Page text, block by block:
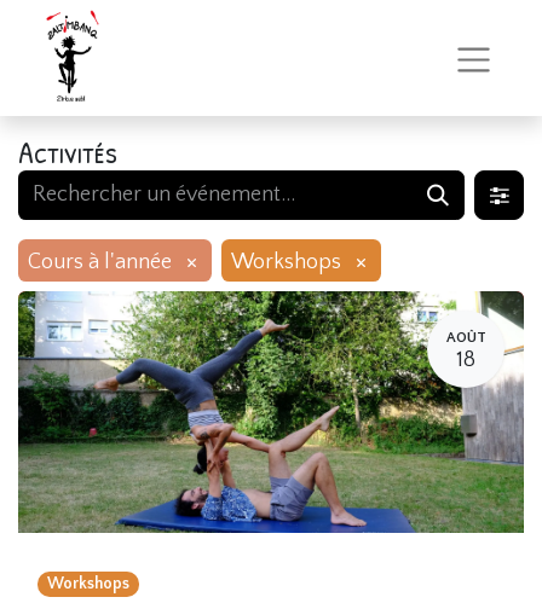
Activités
Cours à l'année × Workshops ×
AOÛT
18
Workshops